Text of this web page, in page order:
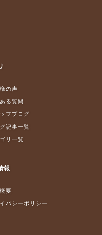
の声
る質問
フブログ
記事一覧
リ一覧
報
要
バシーポリシー